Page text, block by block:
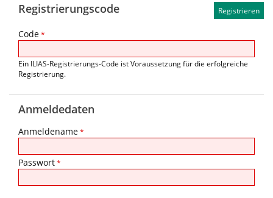
Registrierungscode
Code*
Ein ILIAS-Registrierungs-Code ist Voraussetzung für die erfolgreiche
Registrierung.
Anmeldedaten
Anmeldename*
Passwort*